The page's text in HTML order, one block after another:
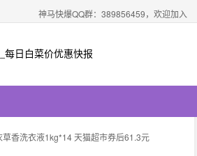
神马快爆QQ群：389856459，欢迎加入
每日白菜价优惠快报
草香洗衣液1kg*14 天猫超市券后61.3元